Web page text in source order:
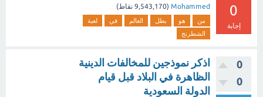
0
إجابة
Mohammed
(
9,543,170 نقاط)
من هو بطل العالم في
لعبة
الشطرنج
0
0
اذكر نموذجين للمخالفات الدينية
الظاهرة في البلاد قبل قيام
الدولة السعودية